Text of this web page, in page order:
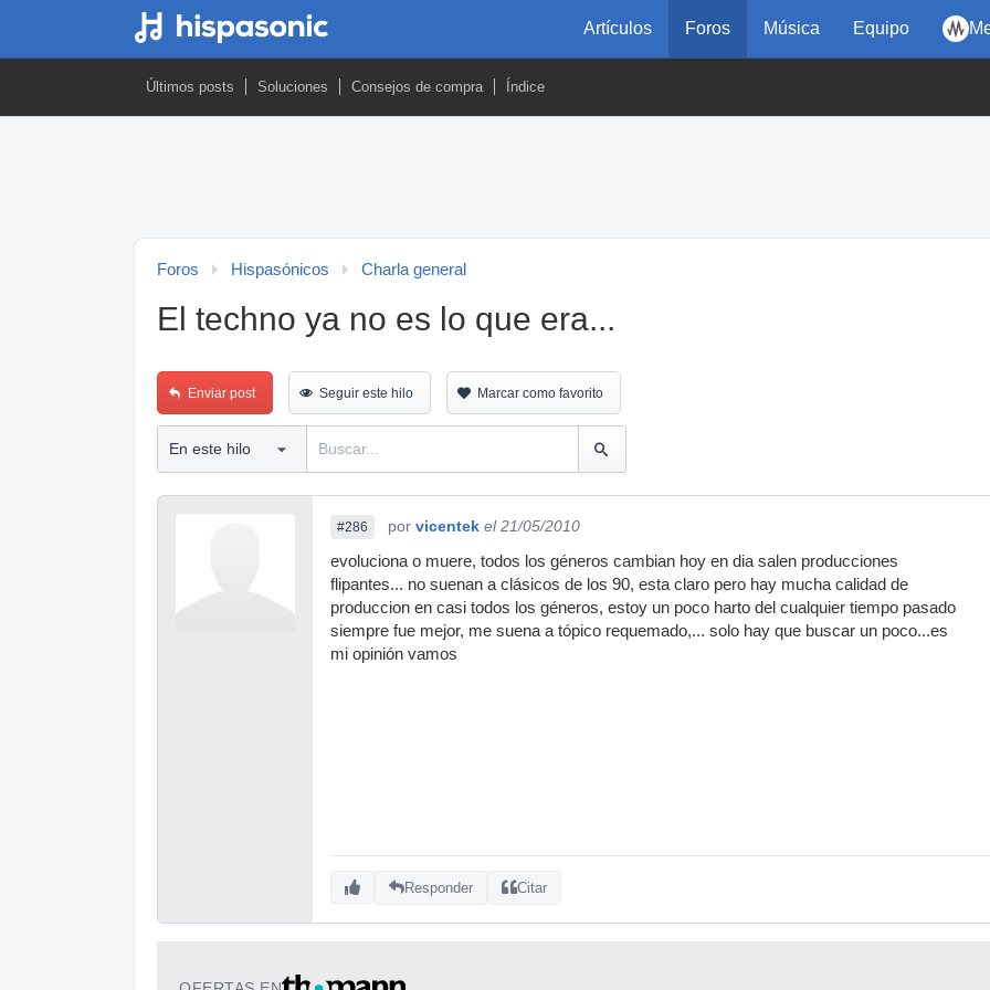
Artículos Foros Música Equipo
Últimos posts Soluciones Consejos de compra Índice
Foros Hispasónicos Charla general
El techno ya no es lo que era...
Enviar post Seguir este hilo Marcar como favorito
#286 por vicentek el 21/05/2010
evoluciona o muere, todos los géneros cambian hoy en dia salen producciones
flipantes... no suenan a clásicos de los 90, esta claro pero hay mucha calidad de
produccion en casi todos los géneros, estoy un poco harto del cualquier tiempo pasado
siempre fue mejor, me suena a tópico requemado,... solo hay que buscar un poco...es
mi opinión vamos
Responder Citar